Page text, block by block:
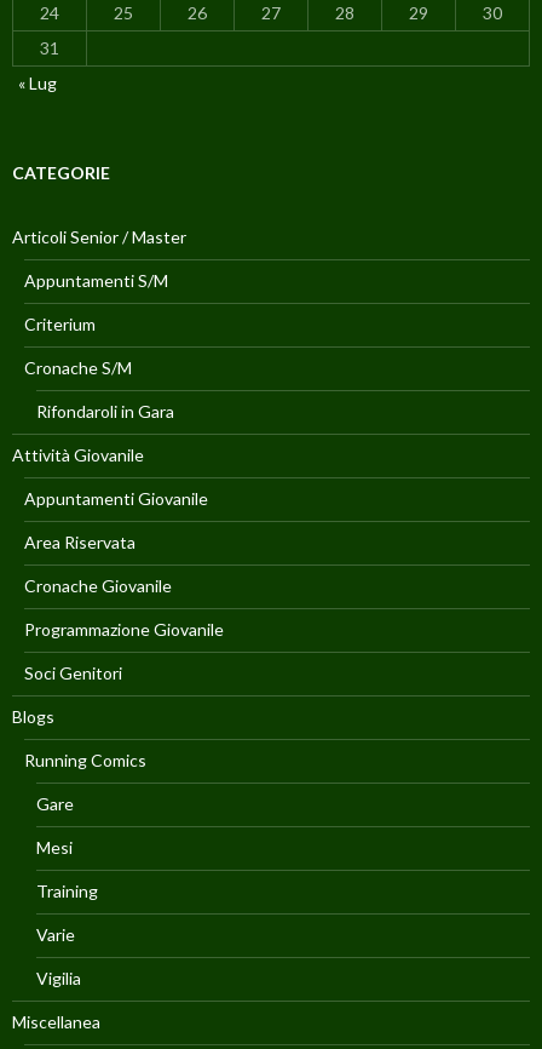
24
25 26 27 28 29
30
31
« Lug
CATEGORIE
Articoli Senior / Master
Appuntamenti S/M
Criterium
Cronache S/M
Rifondaroli in Gara
Attività Giovanile
Appuntamenti Giovanile
Area Riservata
Cronache Giovanile
Programmazione Giovanile
Soci Genitori
Blogs
Running Comics
Gare
Mesi
Training
Varie
Vigilia
Miscellanea